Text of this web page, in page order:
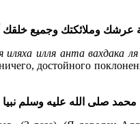
عرشك وملائكتك وجميع خلقك
илля анта вахдака
достойного
محمد صلى الله عليه وسلم